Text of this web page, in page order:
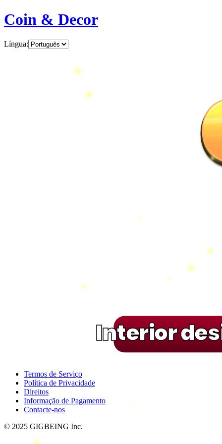
Coin & Decor
Língua:
Interior
Termos de Serviço
Política de Privacidade
Direitos
Informação de Pagamento
Contacte-nos
© 2025 GIGBEING Inc.